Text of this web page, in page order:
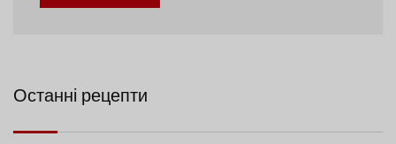
Останні рецепти